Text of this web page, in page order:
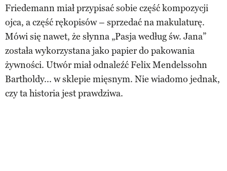
Friedemann miał przypisać sobie część kompozycji
ojca, a część rękopisów – sprzedać na makulaturę.
Mówi się nawet, że słynna „Pasja według św. Jana”
została wykorzystana jako papier do pakowania
żywności. Utwór miał odnaleźć Felix Mendelssohn
Bartholdy... w sklepie mięsnym. Nie wiadomo jednak,
czy ta historia jest prawdziwa.